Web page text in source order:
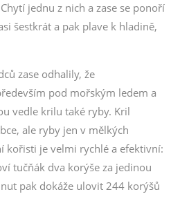
jednu z nich a zase se ponoří
šestkrát a pak plave k hladině,
zase odhalily, že
pod mořským ledem a
vedle krilu také ryby. Kril
ale ryby jen v mělkých
kořisti je velmi rychlé a efektivní:
tučňák dva korýše za jedinou
pak dokáže ulovit 244 korýšů